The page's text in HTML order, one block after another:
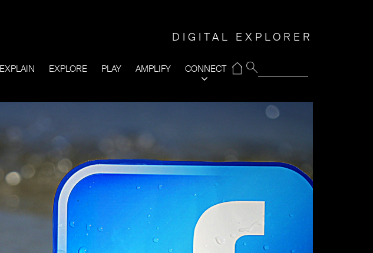
DIGITAL EXPLORER
EXPLAIN EXPLORE PLAY AMPLIFY CONNECT
⌂